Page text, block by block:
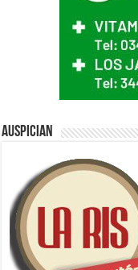
Auspician